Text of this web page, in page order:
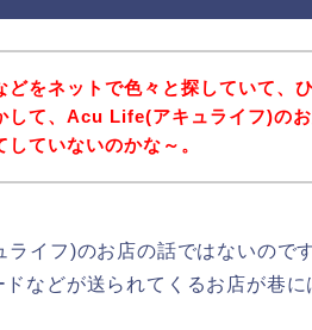
どをネットで色々と探していて、
して、Acu Life(アキュライフ)の
していないのかな～。
イフ)のお店の話ではないので
などが送られてくるお店が巷に